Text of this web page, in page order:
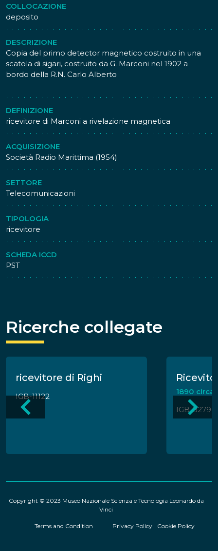
COLLOCAZIONE
deposito
DESCRIZIONE
Copia del primo detector magnetico costruito in una
scatola di sigari, costruito da G. Marconi nel 1902 a
bordo della R.N. Carlo Alberto
DEFINIZIONE
ricevitore di Marconi a rivelazione magnetica
ACQUISIZIONE
Società Radio Marittima (1954)
SETTORE
Telecomunicazioni
TIPOLOGIA
ricevitore
SCHEDA ICCD
PST
Ricerche collegate
ricevitore di Righi
IGB-11122
1890 circa
IGB-8279
Copyright © 2023 Museo Nazionale Scienza e Tecnologia Leonardo da
Vinci
Terms and Condition Privacy Policy Cookie Policy